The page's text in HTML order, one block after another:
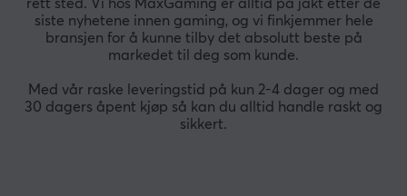
rett sted. Vi hos MaxGaming er alltid på jakt etter de
siste nyhetene innen gaming, og vi finkjemmer hele
bransjen for å kunne tilby det absolutt beste på
markedet til deg som kunde.
Med vår raske leveringstid på kun 2-4 dager og med
30 dagers åpent kjøp så kan du alltid handle raskt og
sikkert.